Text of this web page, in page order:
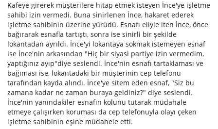
Kafeye girerek müşterilere hitap etmek isteyen İnce'ye işletme
sahibi izin vermedi. Buna sinirlenen İnce, hakaret ederek
işletme sahibinin üzerine yürüdü. Esnafı eliyle iten İnce, önce
bağırarak esnafla tartıştı, sonra ise sinirli bir şekilde
lokantadan ayrıldı. İnce'yi lokantaya sokmak istemeyen esnaf
ise İnce'nin arkasından "Hiç bir siyasi partiye izin vermedim,
yaptığınız ayıp"diye seslendi. İnce'nin esnafı tartaklaması ve
bağıması ise, lokantadaki bir müşterinin cep telefonu
tarafından kayda alındı. İnce'ye sitem eden esnaf, "Siz bu
zamana kadar ne zaman buraya geldiniz?" diye seslendi.
İnce'nin yanındakiler esnafın kolunu tutarak müdahale
etmeye çalışırken koruması da cep telefonuyla olayı çeken
işletme sahibinin eşine müdahele etti.